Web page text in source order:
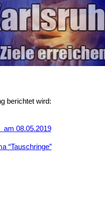
berichtet wird:
am 08.05.2019
“Tauschringe”